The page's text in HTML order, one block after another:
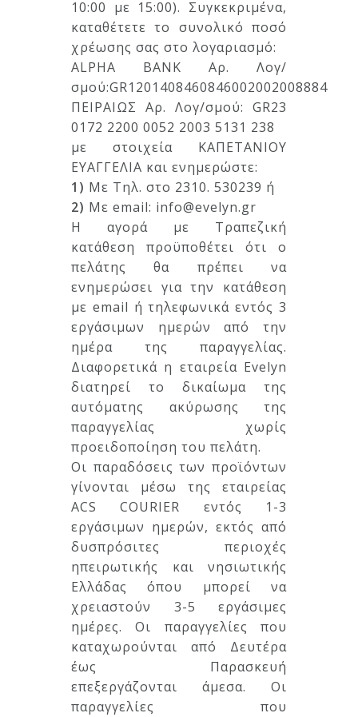
10:00 με 15:00). Συγκεκριμένα,
καταθέτετε το συνολικό ποσό
χρέωσης σας στο λογαριασμό:
ALPHA BANK Αρ. Λογ/
σμού:GR1201408460846002002008884
ΠΕΙΡΑΙΩΣ Αρ. Λογ/σμού: GR23
0172 2200 0052 2003 5131 238
με στοιχεία ΚΑΠΕΤΑΝΙΟΥ
ΕΥΑΓΓΕΛΙΑ και ενημερώστε:
1) Με Τηλ. στο 2310. 530239 ή
2) Mε email: info@evelyn.gr
Η αγορά με Τραπεζική
κατάθεση προϋποθέτει ότι ο
πελάτης θα πρέπει να
ενημερώσει για την κατάθεση
με email ή τηλεφωνικά εντός 3
εργάσιμων ημερών από την
ημέρα της παραγγελίας.
Διαφορετικά η εταιρεία Evelyn
διατηρεί το δικαίωμα της
αυτόματης ακύρωσης της
παραγγελίας χωρίς
προειδοποίηση του πελάτη.
Οι παραδόσεις των προϊόντων
γίνονται μέσω της εταιρείας
ACS COURIER εντός 1-3
εργάσιμων ημερών, εκτός από
δυσπρόσιτες περιοχές
ηπειρωτικής και νησιωτικής
Ελλάδας όπου μπορεί να
χρειαστούν 3-5 εργάσιμες
ημέρες. Οι παραγγελίες που
καταχωρούνται από Δευτέρα
έως Παρασκευή
επεξεργάζονται άμεσα. Οι
παραγγελίες που